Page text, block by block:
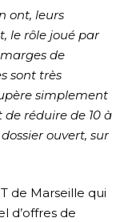
ont, leurs
le rôle joué par
de
sont très
simplement
de réduire de 10 à
ouvert, sur
de Marseille qui
d’offres de